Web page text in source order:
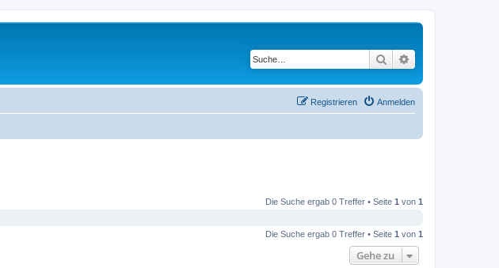
Suche
Anmelden
Registrieren
Die Suche ergab 0 Treffer • Seite 1 von 1
Die Suche ergab 0 Treffer • Seite 1 von 1
Gehe zu